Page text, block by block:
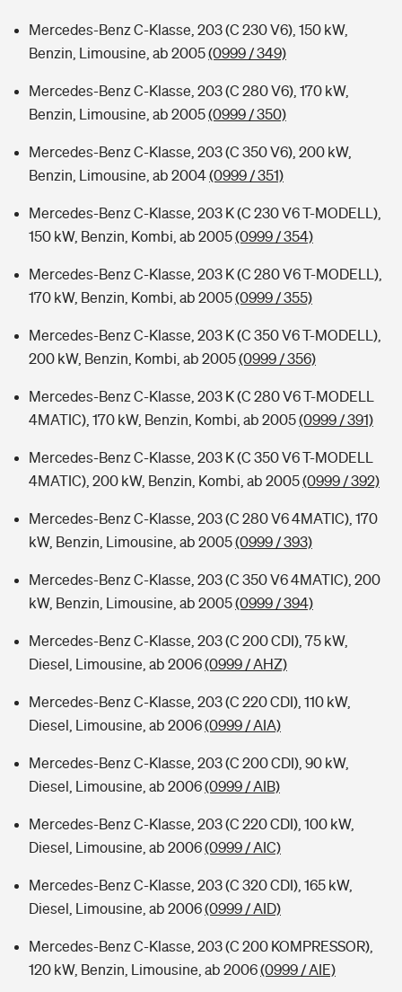
Mercedes-Benz C-Klasse, 203 (C 230 V6), 150 kW,
Benzin, Limousine, ab 2005(0999 / 349)
Mercedes-Benz C-Klasse, 203 (C 280 V6), 170 kW,
Benzin, Limousine, ab 2005(0999 / 350)
Mercedes-Benz C-Klasse, 203 (C 350 V6), 200 kW,
Benzin, Limousine, ab 2004(0999 / 351)
Mercedes-Benz C-Klasse, 203 K (C 230 V6 T-MODELL),
150 kW, Benzin, Kombi, ab 2005(0999 / 354)
Mercedes-Benz C-Klasse, 203 K (C 280 V6 T-MODELL),
170 kW, Benzin, Kombi, ab 2005(0999 / 355)
Mercedes-Benz C-Klasse, 203 K (C 350 V6 T-MODELL),
200 kW, Benzin, Kombi, ab 2005(0999 / 356)
Mercedes-Benz C-Klasse, 203 K (C 280 V6 T-MODELL
4MATIC), 170 kW, Benzin, Kombi, ab 2005(0999 / 391)
Mercedes-Benz C-Klasse, 203 K (C 350 V6 T-MODELL
4MATIC), 200 kW, Benzin, Kombi, ab 2005(0999 / 392)
Mercedes-Benz C-Klasse, 203 (C 280 V6 4MATIC), 170
kW, Benzin, Limousine, ab 2005(0999 / 393)
Mercedes-Benz C-Klasse, 203 (C 350 V6 4MATIC), 200
kW, Benzin, Limousine, ab 2005(0999 / 394)
Mercedes-Benz C-Klasse, 203 (C 200 CDI), 75 kW,
Diesel, Limousine, ab 2006(0999 / AHZ)
Mercedes-Benz C-Klasse, 203 (C 220 CDI), 110 kW,
Diesel, Limousine, ab 2006(0999 / AIA)
Mercedes-Benz C-Klasse, 203 (C 200 CDI), 90 kW,
Diesel, Limousine, ab 2006(0999 / AIB)
Mercedes-Benz C-Klasse, 203 (C 220 CDI), 100 kW,
Diesel, Limousine, ab 2006(0999 / AIC)
Mercedes-Benz C-Klasse, 203 (C 320 CDI), 165 kW,
Diesel, Limousine, ab 2006(0999 / AID)
Mercedes-Benz C-Klasse, 203 (C 200 KOMPRESSOR),
120 kW, Benzin, Limousine, ab 2006(0999 / AIE)